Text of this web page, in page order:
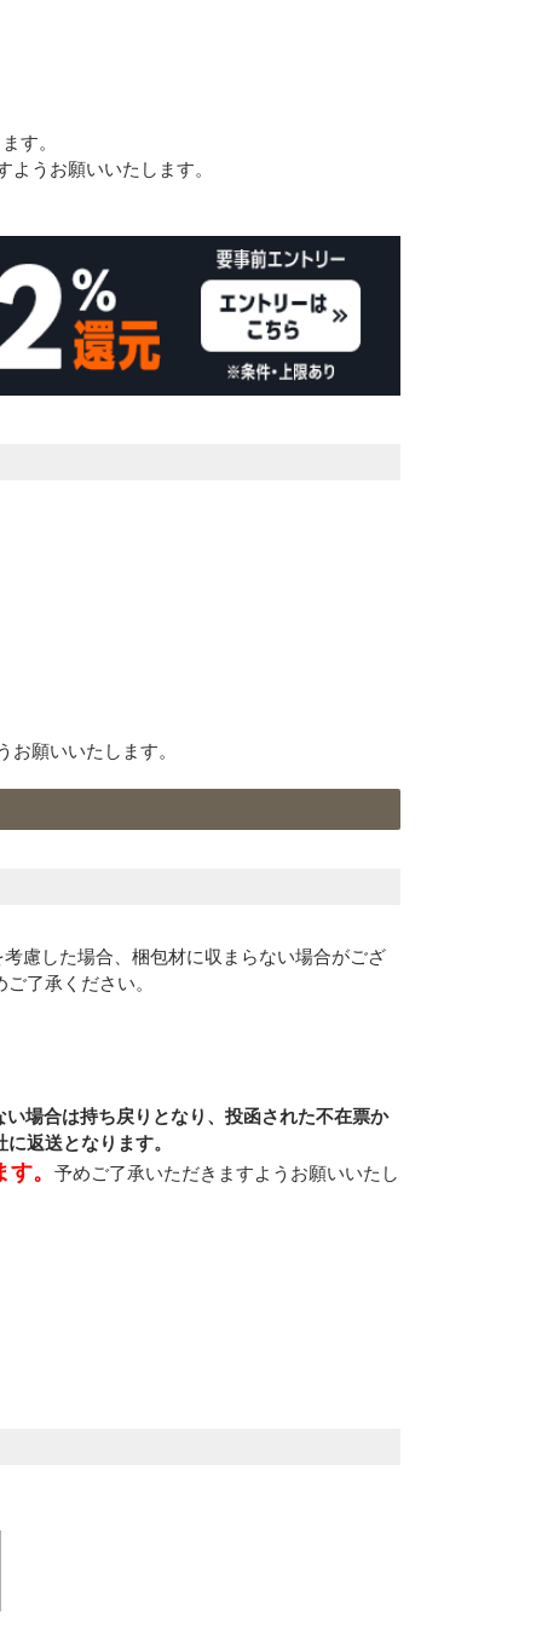
す。
うお願いいたします。
願いいたします。
慮した場合、梱包材に収まらない場合がござ
了承ください。
い場合は持ち戻りとなり、投函された不在票か
返送となります。
。 予めご了承いただきますようお願いいたし